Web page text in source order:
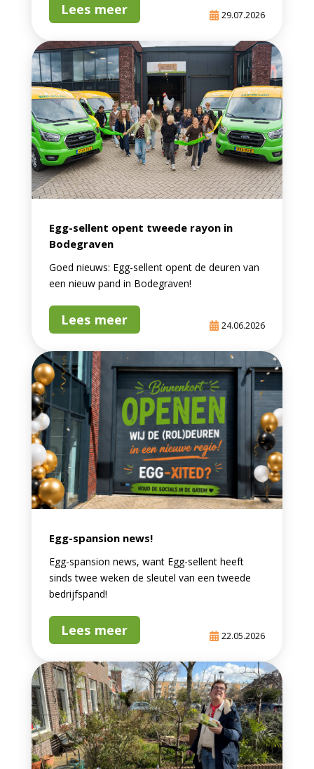
Lees meer 29.07.2026
Egg-sellent opent tweede rayon in
Bodegraven
Goed nieuws: Egg-sellent opent de deuren van
een nieuw pand in Bodegraven!
Lees meer 24.06.2026
Egg-spansion news!
Egg-spansion news, want Egg-sellent heeft
sinds twee weken de sleutel van een tweede
bedrijfspand!
Lees meer 22.05.2026